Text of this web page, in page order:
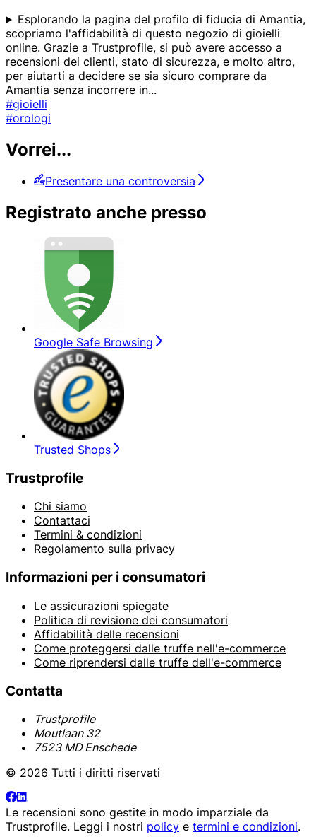
Esplorando la pagina del profilo di fiducia di Amantia,
scopriamo l'affidabilità di questo negozio di gioielli
online. Grazie a Trustprofile, si può avere accesso a
recensioni dei clienti, stato di sicurezza, e molto altro,
per aiutarti a decidere se sia sicuro comprare da
Amantia senza incorrere in...
#gioielli
#orologi
Vorrei...
Presentare una controversia
Registrato anche presso
Google Safe Browsing
Trusted Shops
Trustprofile
Chi siamo
Contattaci
Termini & condizioni
Regolamento sulla privacy
Informazioni per i consumatori
Le assicurazioni spiegate
Politica di revisione dei consumatori
Affidabilità delle recensioni
Come proteggersi dalle truffe nell'e-commerce
Come riprendersi dalle truffe dell'e-commerce
Contatta
Trustprofile
Moutlaan 32
7523 MD Enschede
© 2026 Tutti i diritti riservati
Le recensioni sono gestite in modo imparziale da
Trustprofile. Leggi i nostri policy e termini e condizioni.